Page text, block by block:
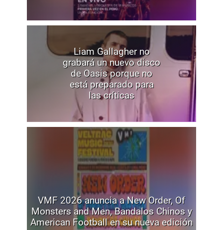
Liam Gallagher no
grabará un nuevo disco
de Oasis porque no
está preparado para
las críticas
VMF 2026 anuncia a New Order, Of
Monsters and Men, Bandalos Chinos y
American Football en su nueva edición